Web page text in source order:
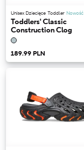
Unisex Dziecięce Toddler Nowość
Toddlers' Classic
Construction Clog
189.99 PLN